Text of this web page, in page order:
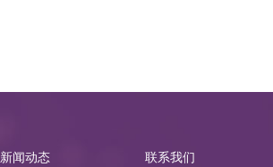
新闻动态 联系我们